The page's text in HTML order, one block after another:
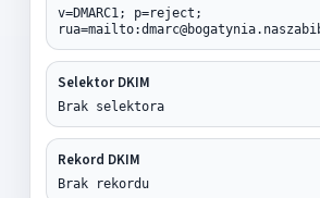
v=DMARC1; p=reject;
Selektor DKIM
Brak selektora
Rekord DKIM
Brak rekordu